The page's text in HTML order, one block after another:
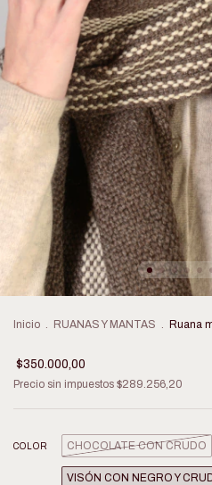
Inicio . RUANAS Y MANTAS . Ruana
$350.000,00
Precio sin impuestos $289.256,20
COLOR CHOCOLATE CON CRUDO
VISÓN CON NEGRO Y